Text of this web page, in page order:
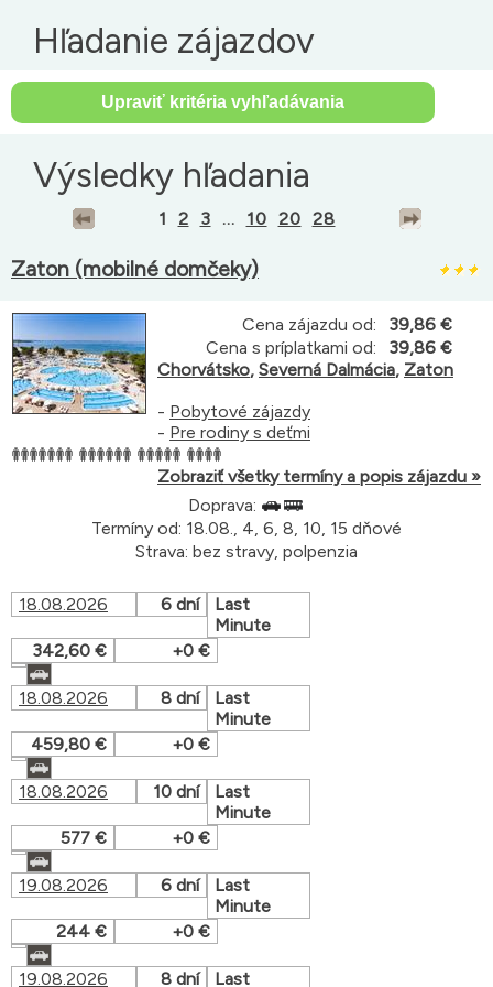
Hľadanie zájazdov
Výsledky hľadania
1 2 3 ... 10 20 28
Zaton (mobilné domčeky)
Cena zájazdu od:
39,86 €
Cena s príplatkami od:
39,86 €
Chorvátsko, Severná Dalmácia, Zaton
- Pobytové zájazdy
- Pre rodiny s deťmi
Zobraziť všetky termíny a popis zájazdu »
Doprava:
Termíny od: 18.08., 4, 6, 8, 10, 15 dňové
Strava: bez stravy, polpenzia
18.08.2026 6 dní
Last
Minute
342,60 €
+0 €
18.08.2026 8 dní
Last
Minute
459,80 €
+0 €
18.08.2026 10 dní
Last
Minute
577 €
+0 €
19.08.2026 6 dní
Last
Minute
244 €
+0 €
19.08.2026 8 dní Last